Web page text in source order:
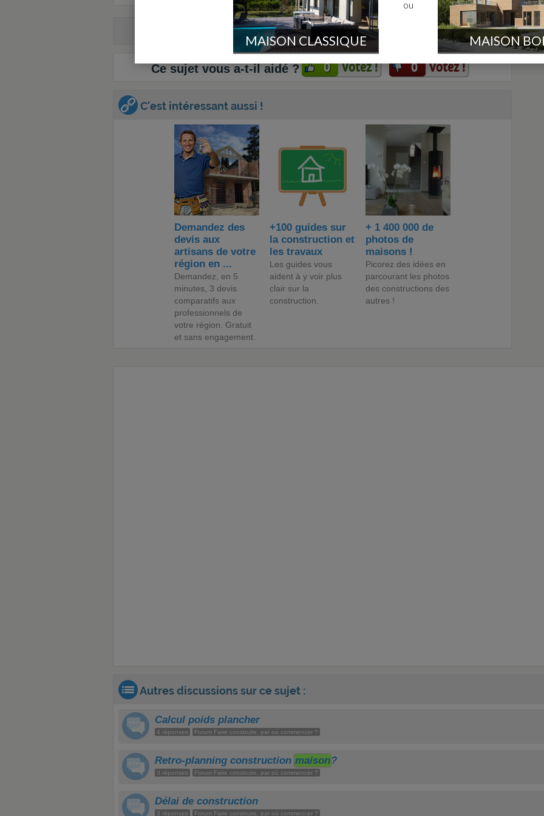
En cache depuis le jeudi 30 juillet 2026 à 04h44
Lancer unnouveau sujet Poster une
Ce sujet vous a-t-il aidé ? 0 Votez ! 0 Votez !
C'est intéressant aussi !
Demandez des
devis aux
artisans de votre
région en ...
Demandez, en 5
minutes, 3 devis
comparatifs aux
professionnels de
votre région. Gratuit
et sans engagement.
+100 guides sur
la construction et
les travaux
Les guides vous
aident à y voir plus
clair sur la
construction.
+ 1 400 000 de
photos de
maisons !
Picorez des idées en
parcourant les photos
des constructions des
autres !
Autres discussions sur ce sujet :
Calcul poids plancher
4 réponses Forum Faire construire, par où commencer ?
Retro-planning construction maison?
3 réponses Forum Faire construire, par où commencer ?
Délai de construction
3 réponses Forum Faire construire, par où commencer ?
MAISON CLASSIQUE
ou
MAISON